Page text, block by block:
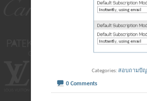
Categories สอบถามปัญ
0 Comments